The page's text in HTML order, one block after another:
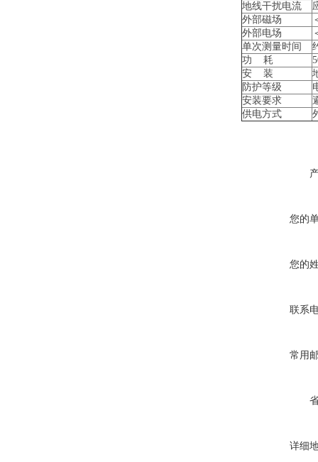
地线干扰电流
外部磁场
外部电场
单次测量时间
功 耗
安 装
防护等级
安装要求
供电方式
您的
您的
联系
常用
详细